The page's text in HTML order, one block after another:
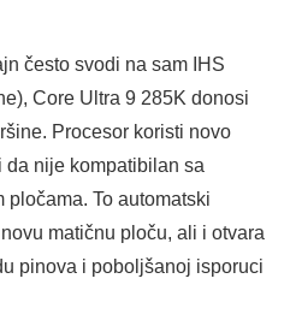
često svodi na sam IHS
Core Ultra 9 285K donosi
Procesor koristi novo
da nije kompatibilan sa
To automatski
matičnu ploču, ali i otvara
pinova i poboljšanoj isporuci